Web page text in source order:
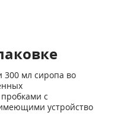
300 мл сиропа во
с
устройство